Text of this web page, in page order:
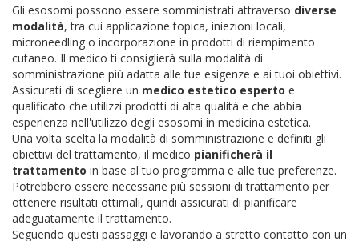
Gli esosomi possono essere somministrati attraverso diverse
modalità, tra cui applicazione topica, iniezioni locali,
microneedling o incorporazione in prodotti di riempimento
cutaneo. Il medico ti consiglierà sulla modalità di
somministrazione più adatta alle tue esigenze e ai tuoi obiettivi.
Assicurati di scegliere un medico estetico esperto e
qualificato che utilizzi prodotti di alta qualità e che abbia
esperienza nell'utilizzo degli esosomi in medicina estetica.
Una volta scelta la modalità di somministrazione e definiti gli
obiettivi del trattamento, il medico pianificherà il
trattamento in base al tuo programma e alle tue preferenze.
Potrebbero essere necessarie più sessioni di trattamento per
ottenere risultati ottimali, quindi assicurati di pianificare
adeguatamente il trattamento.
Seguendo questi passaggi e lavorando a stretto contatto con un